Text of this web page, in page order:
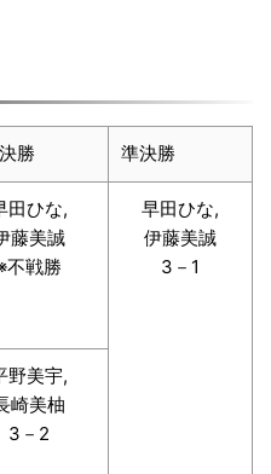
勝 準決勝
田ひな,
藤美誠
不戦勝
早田ひな,
伊藤美誠
3－1
野美宇,
崎美柚
3－2